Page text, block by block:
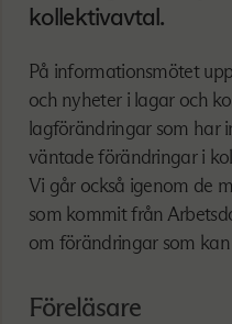
kollektivavtal.
På informationsmötet
och nyheter i lagar och
lagförändringar som har
väntade förändringar i
Vi går också igenom de
som kommit från
om förändringar som
Föreläsare